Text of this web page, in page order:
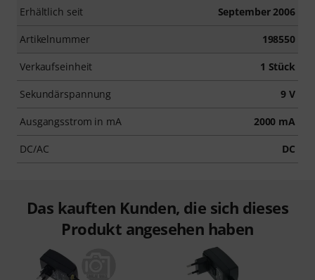
Erhältlich seit September 2006
Artikelnummer 198550
Verkaufseinheit 1 Stück
Sekundärspannung 9 V
Ausgangsstrom in mA 2000 mA
DC/AC DC
Das kauften Kunden, die sich dieses
Produkt angesehen haben